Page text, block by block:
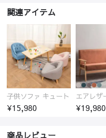
関連アイテム
子供ソファ キュート
¥15,980 ¥19,980
商品レビュー